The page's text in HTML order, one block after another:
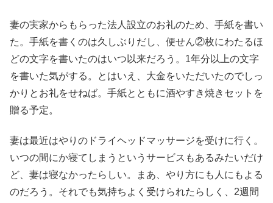
妻の実家からもらった法人設立のお礼のため、手紙を書い
た。手紙を書くのは久しぶりだし、便せん②枚にわたるほ
どの文字を書いたのはいつ以来だろう。1年分以上の文字
を書いた気がする。とはいえ、大金をいただいたのでしっ
かりとお礼をせねば。手紙とともに酒やすき焼きセットを
贈る予定。
妻は最近はやりのドライヘッドマッサージを受けに行く。
いつの間にか寝てしまうというサービスもあるみたいだけ
ど、妻は寝なかったらしい。まあ、やり方にも人にもよる
のだろう。それでも気持ちよく受けられたらしく、2週間